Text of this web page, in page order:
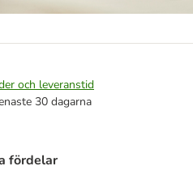
och leveranstid
30 dagarna
fördelar